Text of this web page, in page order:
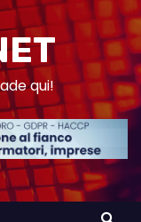
qui!